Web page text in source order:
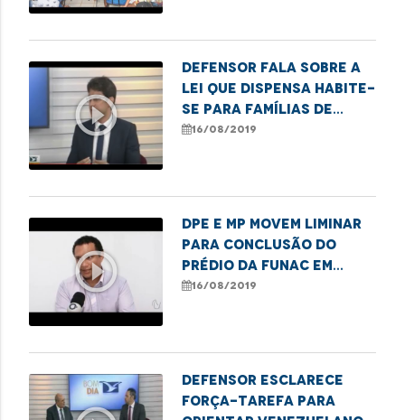
play_circle_outline
Defensor fala sobre a
lei que dispensa Habite-
se para famílias de
baixa renda
16/08/2019
play_circle_outline
DPE e MP movem liminar
para conclusão do
prédio da Funac em
Imperatriz
16/08/2019
Defensor esclarece
força-tarefa para